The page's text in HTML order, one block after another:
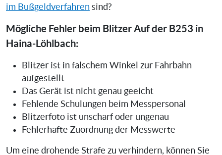
im Bußgeldverfahren sind?
Mögliche Fehler beim Blitzer Auf der B253 in
Haina-Löhlbach:
Blitzer ist in falschem Winkel zur Fahrbahn
aufgestellt
Das Gerät ist nicht genau geeicht
Fehlende Schulungen beim Messpersonal
Blitzerfoto ist unscharf oder ungenau
Fehlerhafte Zuordnung der Messwerte
Um eine drohende Strafe zu verhindern, können Sie